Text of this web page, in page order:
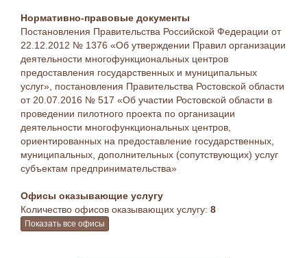
Нормативно-правовые документы
Постановления Правительства Российской Федерации от
22.12.2012 № 1376 «Об утверждении Правил организации
деятельности многофункциональных центров
предоставления государственных и муниципальных
услуг», постановления Правительства Ростовской области
от 20.07.2016 № 517 «Об участии Ростовской области в
проведении пилотного проекта по организации
деятельности многофункциональных центров,
ориентированных на предоставление государственных,
муниципальных, дополнительных (сопутствующих) услуг
субъектам предпринимательства»
Офисы оказывающие услугу
Количество офисов оказывающих услугу: 8
Показать все офисы